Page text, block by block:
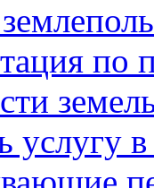
по
услугу в